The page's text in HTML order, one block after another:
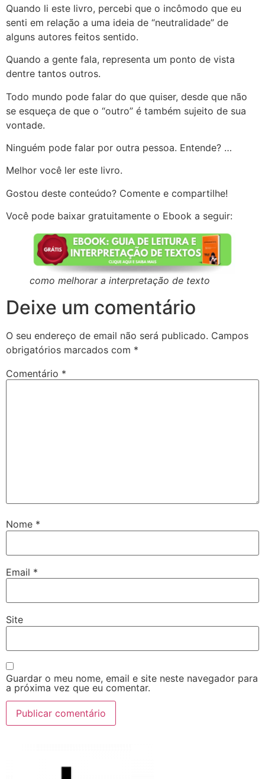
Quando li este livro, percebi que o incômodo que eu
senti em relação a uma ideia de “neutralidade” de
alguns autores feitos sentido.
Quando a gente fala, representa um ponto de vista
dentre tantos outros.
Todo mundo pode falar do que quiser, desde que não
se esqueça de que o “outro” é também sujeito de sua
vontade.
Ninguém pode falar por outra pessoa. Entende? …
Melhor você ler este livro.
Gostou deste conteúdo? Comente e compartilhe!
Você pode baixar gratuitamente o Ebook a seguir:
como melhorar a interpretação de texto
Deixe um comentário
O seu endereço de email não será publicado. Campos
obrigatórios marcados com *
Comentário *
Nome *
Email *
Site
Guardar o meu nome, email e site neste navegador para
a próxima vez que eu comentar.